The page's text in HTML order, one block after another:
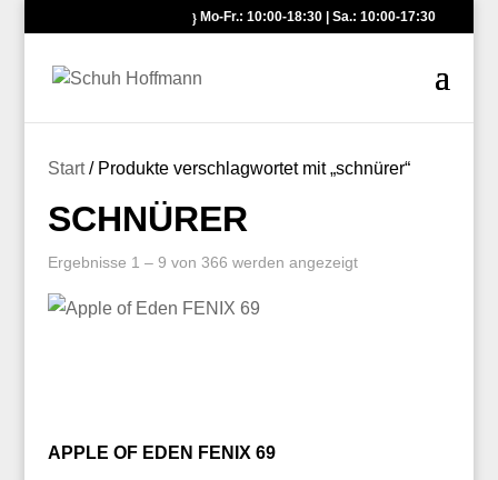
Mo-Fr.: 10:00-18:30 | Sa.: 10:00-17:30
Start/ Produkte verschlagwortet mit „schnürer“
SCHNÜRER
Ergebnisse 1 – 9 von 366 werden angezeigt
APPLE OF EDEN FENIX 69